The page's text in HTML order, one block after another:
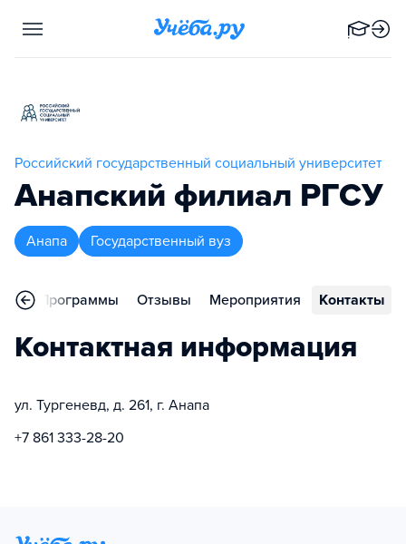
Российский государственный социальный университет
Анапский филиал РГСУ
Анапа Государственный вуз
Программы Отзывы Мероприятия Контакты
Контактная информация
ул. Тургеневд, д. 261, г. Анапа
+7 861 333-28-20